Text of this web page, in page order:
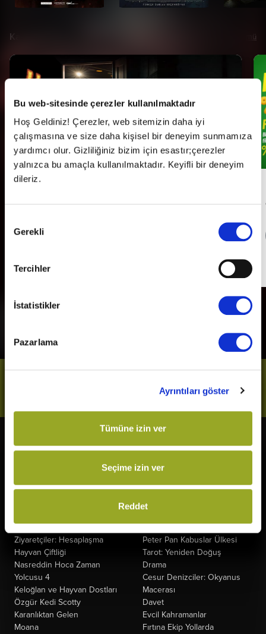
Bu web-sitesinde çerezler kullanılmaktadır
Hoş Geldiniz! Çerezler, web sitemizin daha iyi
çalışmasına ve size daha kişisel bir deneyim sunmamıza
yardımcı olur. Gizliliğiniz bizim için esastır;çerezler
yalnızca bu amaçla kullanılmaktadır. Keyifli bir deneyim
dileriz.
Seçimi
Gerekli
Tercihler
İstatistikler
Pazarlama
Ayrıntıları göster
Tümüne izin ver
Seçime izin ver
Reddet
Kampanyalar Tümü
Vizyonda
Gün
Saplantı
Ziyaretçiler: Hesaplaşma
Hayvan Çiftliği
Nasreddin Hoca Zaman
Yolcusu 4
Keloğlan ve Hayvan Dostları
Özgür Kedi Scotty
Karanlıktan Gelen
Moana
Yakında
Kurtuluş Projesi
Fırtınadan Önce
Kuyumcu
Paw Patrol: Dino Filmi
Peter Pan Kabuslar Ülkesi
Tarot: Yeniden Doğuş
Drama
Cesur Denizciler: Okyanus
Macerası
Davet
Evcil Kahramanlar
Fırtına Ekip Yollarda